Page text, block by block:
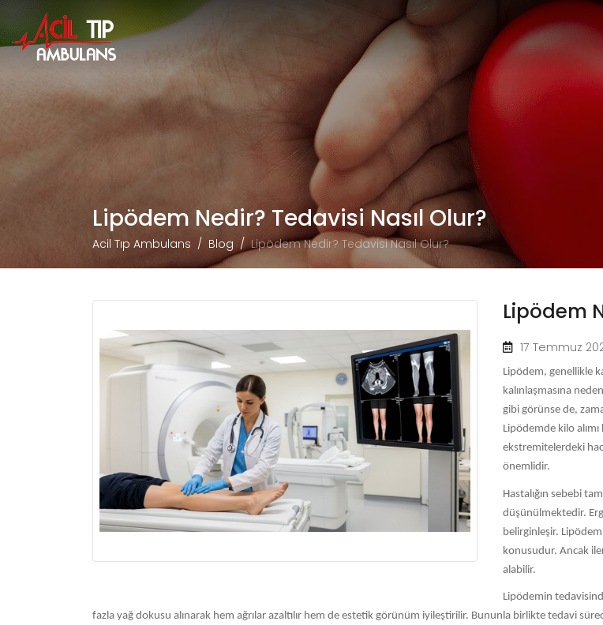
Lipödem Nedir? Tedavisi Nasıl Olur?
Acil Tıp Ambulans Blog Lipödem Nedir? Tedavisi Nasıl Olur?
Lipödem
17 Temmuz
Lipödem, genellikle
kalınlaşmasına
gibi görünse de,
Lipödemde kilo
ekstremitelerdeki
önemlidir.
Hastalığın sebebi
düşünülmektedir.
belirginleşir.
konusudur. Ancak
alabilir.
Lipödemin
fazla yağ dokusu alınarak hem ağrılar azaltılır hem de estetik görünüm iyileştirilir. Bununla birlikte tedavi